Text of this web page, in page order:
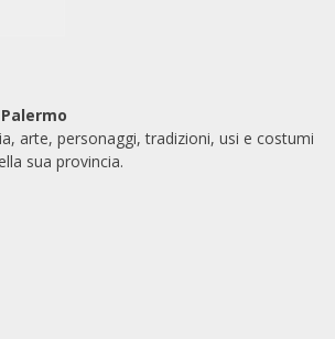
arte, personaggi, tradizioni, usi e costumi
sua provincia.